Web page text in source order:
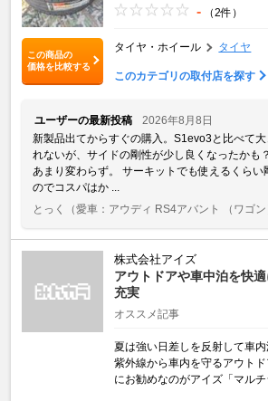
この商品の
価格を比較する
- （2件）
タイヤ・ホイール タイヤ
このカテゴリの取付店を探す
ユーザーの最新投稿
2026年8月8日
新製品出てからすぐの購入。S1evo3と比べて
れないが、サイドの剛性が少し良くなったかも
あまり変わらず。 サーキットでも使えるくらい
のでコスパはか ...
とっく
（愛車：アウディ RS4アバント （ワゴン
株式会社アイズ
アウトドアや車中泊を快
充実
オススメ記事
夏は強い日差しを反射して車内
紫外線から車内を守るアウト
にお勧めなのがアイズ「マルチ